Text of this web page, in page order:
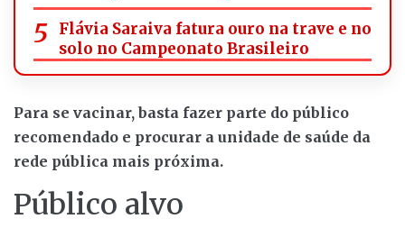
Flávia Saraiva fatura ouro na trave e no
solo no Campeonato Brasileiro
Para se vacinar, basta fazer parte do público
recomendado e procurar a unidade de saúde da
rede pública mais próxima.
Público alvo